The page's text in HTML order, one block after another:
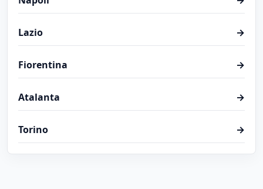
Lazio →
Fiorentina →
Atalanta →
Torino →